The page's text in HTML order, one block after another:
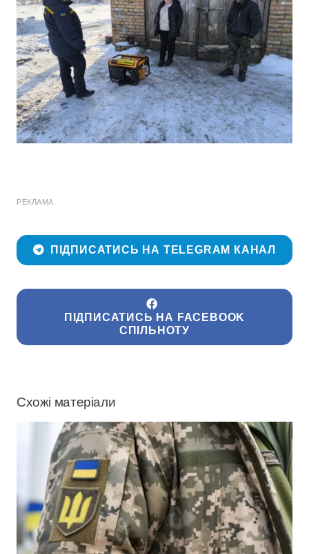
РЕКЛАМА
ПІДПИСАТИСЬ НА TELEGRAM КАНАЛ
ПІДПИСАТИСЬ НА FACEBOOK
СПІЛЬНОТУ
Схожі матеріали